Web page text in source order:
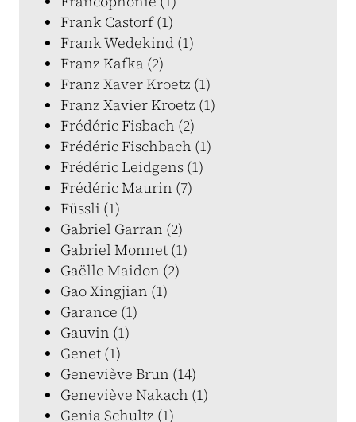
Frank Castorf (1)
Frank Wedekind (1)
Franz Kafka (2)
Franz Xaver Kroetz (1)
Franz Xavier Kroetz (1)
Frédéric Fisbach (2)
Frédéric Fischbach (1)
Frédéric Leidgens (1)
Frédéric Maurin (7)
Füssli (1)
Gabriel Garran (2)
Gabriel Monnet (1)
Gaëlle Maidon (2)
Gao Xingjian (1)
Garance (1)
Gauvin (1)
Genet (1)
Geneviève Brun (14)
Geneviève Nakach (1)
Genia Schultz (1)